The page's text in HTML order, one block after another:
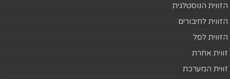
הזווית הנוסטלגית
הזווית לחיבורים
הזווית לסל
זווית אחרת
זווית המערכת